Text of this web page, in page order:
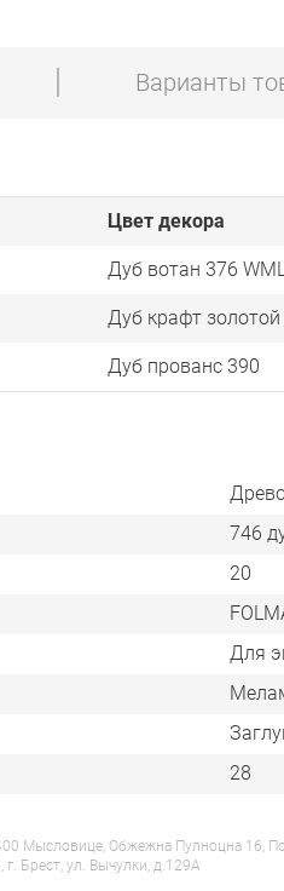
Варианты
Цвет декора
Дуб вотан 376
Дуб крафт
Дуб прованс 390
746
20
Для
28
Мысловице, Обжежна Пулноцна 16,
Брест, ул. Вычулки, д.129А